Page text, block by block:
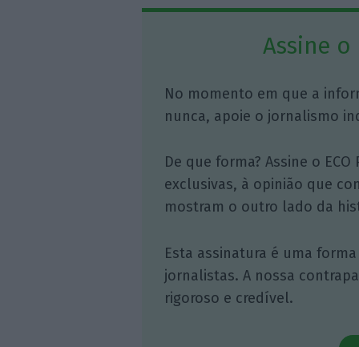
Assine o
No momento em que a
nunca, apoie o jornalismo
De que forma? Assine o
exclusivas, à opinião que
mostram o outro lado da
Esta assinatura é uma
jornalistas. A nossa
rigoroso e credível.